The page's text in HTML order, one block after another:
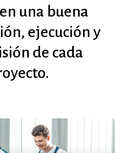
en una buena
ejecución y
de cada